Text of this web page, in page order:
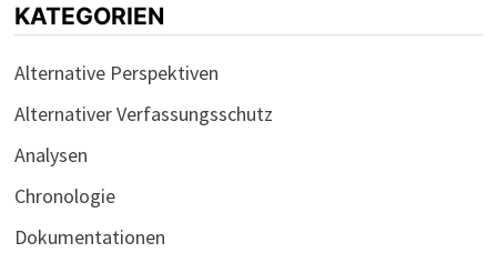
KATEGORIEN
Alternative Perspektiven
Alternativer Verfassungsschutz
Analysen
Chronologie
Dokumentationen